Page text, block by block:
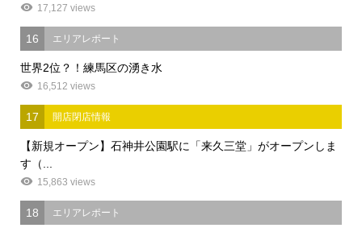
17,127 views
16 エリアレポート
世界2位？！練馬区の湧き水
16,512 views
17 開店閉店情報
【新規オープン】石神井公園駅に「来久三堂」がオープンしま
す（...
15,863 views
18 エリアレポート